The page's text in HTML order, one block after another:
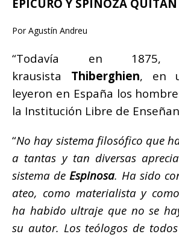
EPICURO Y SPINOZA
Por Agustín Andreu
“Todavía en
krausista Thiberghien, en
leyeron en España los
la Institución Libre de
“No hay sistema filosófico que
a tantas y tan diversas
sistema deEspinosa. Ha sido
ateo, como materialista y
ha habido ultraje que no se
su autor. Los teólogos de